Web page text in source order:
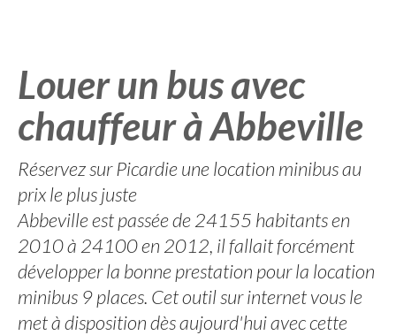
Louer un bus avec
chauffeur à Abbeville
Réservez sur Picardie une location minibus au
prix le plus juste
Abbeville est passée de 24155 habitants en
2010 à 24100 en 2012, il fallait forcément
développer la bonne prestation pour la location
minibus 9 places. Cet outil sur internet vous le
met à disposition dès aujourd'hui avec cette